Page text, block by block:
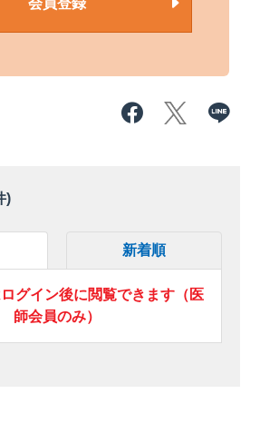
会員登録
)
新着順
グイン後に閲覧できます（医
師会員のみ）